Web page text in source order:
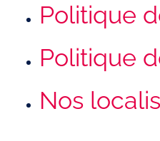
Politique
Politique
Nos